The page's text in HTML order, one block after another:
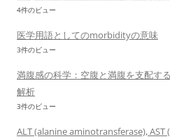
4件のビュー
医学用語としてのmorbidityの意味
3件のビュー
満腹感の科学：空腹と満腹を支配す
解析
3件のビュー
ALT (alanine aminotransferase), AST